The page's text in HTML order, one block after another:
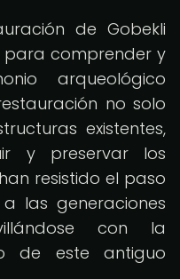
de Gobekli
para comprender y
arqueológico
no solo
existentes,
y preservar los
resistido el paso
las generaciones
con la
de este antiguo